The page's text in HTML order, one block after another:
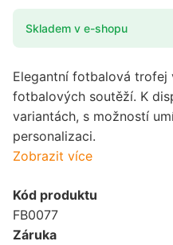
Skladem v e-shopu
Elegantní fotbalová trofej
fotbalových soutěží. K
variantách, s možností
personalizaci.
Zobrazit více
Kód produktu
FB0077
Záruka